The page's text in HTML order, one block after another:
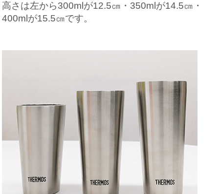
高さは左から300mlが12.5㎝・350mlが14.5㎝・
400mlが15.5㎝です。